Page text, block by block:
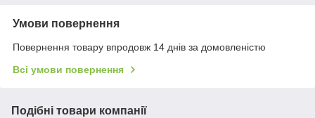
Умови повернення
Повернення товару впродовж 14 днів за домовленістю
Всі умови повернення
Подібні товари компанії